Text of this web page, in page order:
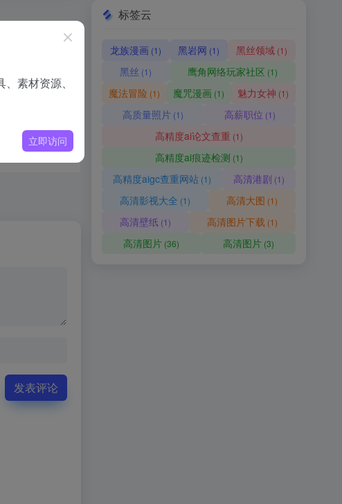
发表评论
标签云
龙族漫画 (1) 黑岩网 (1) 黑丝领域 (1)
黑丝 (1) 鹰角网络玩家社区 (1)
魔法冒险 (1) 魔咒漫画(1) 魅力女神 (1)
高质量照片(1) 高薪职位 (1)
高精度ai论文查重 (1)
高精度ai痕迹检测 (1)
高精度aigc查重网站 (1) 高清港剧 (1)
高清影视大全 (1) 高清大图 (1)
高清壁纸 (1) 高清图片下载 (1)
高清图片 (36) 高清图片(3)
素材资源、
立即访问